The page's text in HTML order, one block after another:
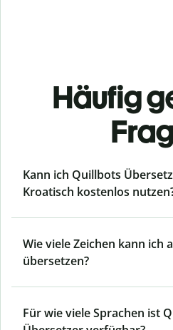
Häufig
Kann ich Quillbots
Kroatisch kostenlos
Wie viele Zeichen kann ich
übersetzen?
Für wie viele Sprachen ist